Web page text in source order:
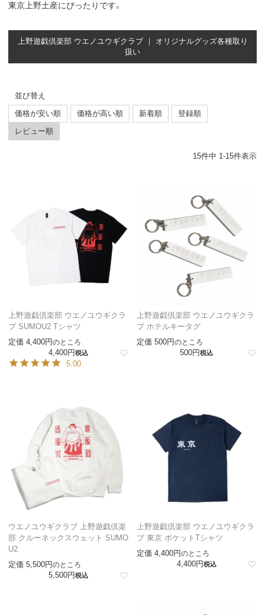
東京上野土産にぴったりです。
上野遊戯倶楽部 ウエノユウギクラブ ｜ オリジナルグッズ各種取り
扱い
並び替え
価格が安い順
価格が高い順 新着順
登録順
レビュー順
15件中 1-15件表示
上野遊戯倶楽部 ウエノユウギクラ
ブ SUMOU2 Tシャツ
定価 4,400 のところ
4,400 税込
5.00
上野遊戯倶楽部 ウエノユウギクラ
ブ ホテルキータグ
定価 500 のところ
500 税込
ウエノユウギクラブ 上野遊戯倶楽
部 クルーネックスウェット SUMO
U2
定価 5,500 のところ
5,500 税込
上野遊戯倶楽部 ウエノユウギクラ
ブ 東京 ポケットTシャツ
定価 4,400 のところ
4,400 税込